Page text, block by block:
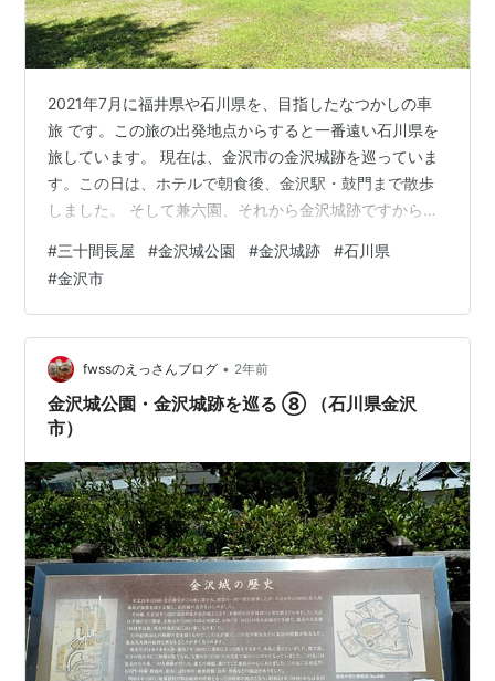
2021年7月に福井県や石川県を、目指したなつかしの車
旅 です。この旅の出発地点からすると一番遠い石川県を
旅しています。 現在は、金沢市の金沢城跡を巡っていま
す。この日は、ホテルで朝食後、金沢駅・鼓門まで散歩
しました。 そして兼六園、それから金沢城跡ですから随
城跡（石川県金沢市） 2021年7月 ランキング参加中旅行
ランキング参加中写真・カメラ
#三十間長屋 #金沢城公園 #金沢城跡 #石川県
#金沢市
fwssのえっさんブログ • 2年前
金沢城公園・金沢城跡を巡る ⑧ （石川県金沢
市）